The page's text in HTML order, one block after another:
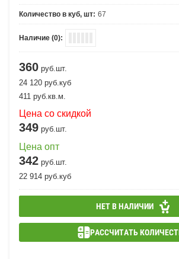
Количество в куб, шт: 67
Наличие (0):
360 руб.шт.
24 120 руб.куб
411 руб.кв.м.
Цена со скидкой
349 руб.шт.
Цена опт
342 руб.шт.
22 914 руб.куб
НЕТ В НАЛИЧИИ
РАССЧИТАТЬ